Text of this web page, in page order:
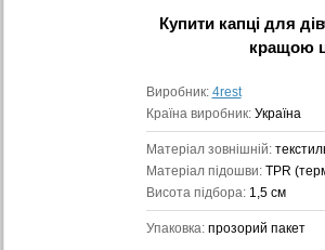
Купити капці для
кращою
Виробник: 4rest
Країна виробник: Україна
Матеріал зовнішній:
Матеріал підошви: TPR
Висота підбора: 1,5 см
Упаковка: прозорий пакет